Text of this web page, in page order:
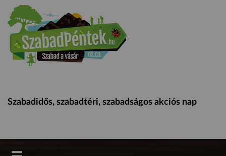
Szabadidős, szabadtéri, szabadságos akciós nap